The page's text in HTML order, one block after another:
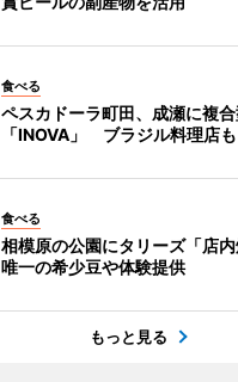
食べる
ペスカドーラ町田、成瀬に複
「INOVA」 ブラジル料理店も
食べる
相模原の公園にタリーズ「店
唯一の希少豆や体験提供
もっと見る